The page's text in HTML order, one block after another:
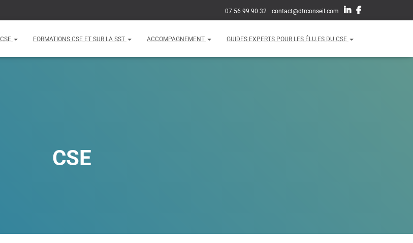
07 56 99 90 32 contact@dtrconseil.com
FORMATIONS CSE ET SUR LA SST ACCOMPAGNEMENT GUIDES EXPERTS POUR LES ÉLU.ES DU CSE
CSE